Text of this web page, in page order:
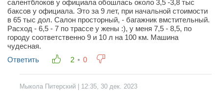
салентблоков у официала обошлась около 3,5 -3,8 тыс
баксов у официала. Это за 9 лет, при начальной стоимости
в 65 тыс дол. Салон просторный, - багажник вмстительный.
Расход - 6,5 - 7 по трассе у жены :), у меня 7,5 - 8,5, по
городу соответственно 9 и 10 л на 100 км. Машина
чудесная.
Ответить
2 0
Мыкола Питерский | 12:35, 30 дек. 2023